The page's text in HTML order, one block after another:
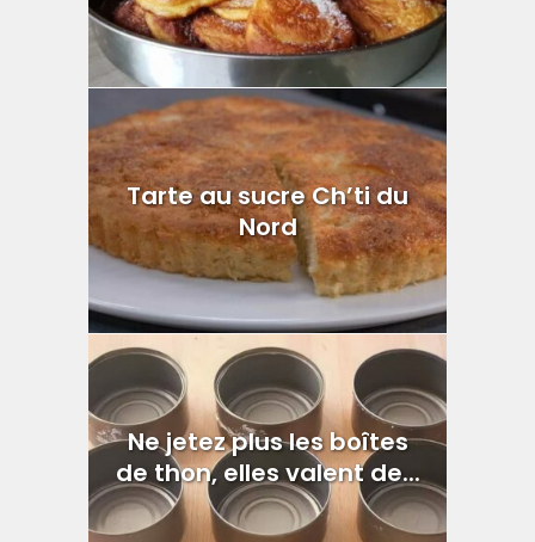
Tarte au sucre Ch’ti du
Nord
Ne jetez plus les boîtes
de thon, elles valent de...